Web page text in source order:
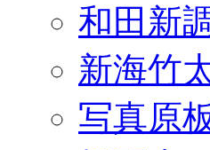
和田新
新海竹
写真原